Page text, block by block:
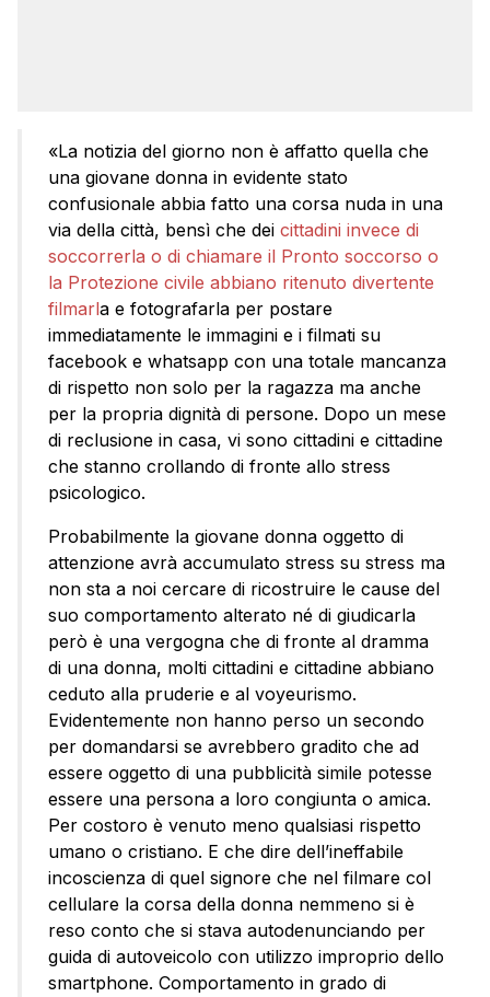
«La notizia del giorno non è affatto quella che
una giovane donna in evidente stato
confusionale abbia fatto una corsa nuda in una
via della città, bensì che dei cittadini invece di
soccorrerla o di chiamare il Pronto soccorso o
la Protezione civile abbiano ritenuto divertente
filmarla e fotografarla per postare
immediatamente le immagini e i filmati su
facebook e whatsapp con una totale mancanza
di rispetto non solo per la ragazza ma anche
per la propria dignità di persone. Dopo un mese
di reclusione in casa, vi sono cittadini e cittadine
che stanno crollando di fronte allo stress
psicologico.
Probabilmente la giovane donna oggetto di
attenzione avrà accumulato stress su stress ma
non sta a noi cercare di ricostruire le cause del
suo comportamento alterato né di giudicarla
però è una vergogna che di fronte al dramma
di una donna, molti cittadini e cittadine abbiano
ceduto alla pruderie e al voyeurismo.
Evidentemente non hanno perso un secondo
per domandarsi se avrebbero gradito che ad
essere oggetto di una pubblicità simile potesse
essere una persona a loro congiunta o amica.
Per costoro è venuto meno qualsiasi rispetto
umano o cristiano. E che dire dell’ineffabile
incoscienza di quel signore che nel filmare col
cellulare la corsa della donna nemmeno si è
reso conto che si stava autodenunciando per
guida di autoveicolo con utilizzo improprio dello
smartphone. Comportamento in grado di